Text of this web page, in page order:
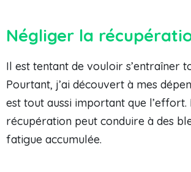
Négliger la
Il est tentant de vouloir s’entraîner
Pourtant, j’ai découvert à mes
est tout aussi important que
récupération peut conduire à des
fatigue accumulée.